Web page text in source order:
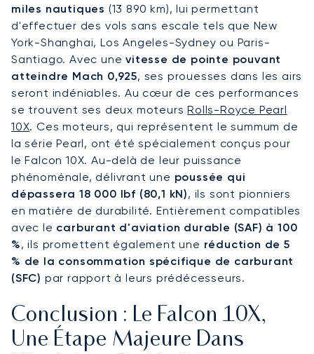
miles nautiques (13 890 km), lui permettant
d'effectuer des vols sans escale tels que New
York-Shanghai, Los Angeles-Sydney ou Paris-
Santiago. Avec unevitesse de pointe pouvant
atteindre Mach 0,925, ses prouesses dans les airs
seront indéniables. Au cœur de ces performances
se trouvent ses deux moteursRolls-Royce Pearl
10X. Ces moteurs, qui représentent le summum de
la série Pearl, ont été spécialement conçus pour
le Falcon 10X. Au-delà de leur puissance
phénoménale, délivrant une poussée qui
dépassera 18 000 lbf (80,1 kN), ils sont pionniers
en matière de durabilité. Entièrement compatibles
avec le carburant d'aviation durable (SAF) à 100
%, ils promettent également une réduction de 5
% de la consommation spécifique de carburant
(SFC) par rapport à leurs prédécesseurs.
Conclusion : Le Falcon 10X,
Une Étape Majeure Dans